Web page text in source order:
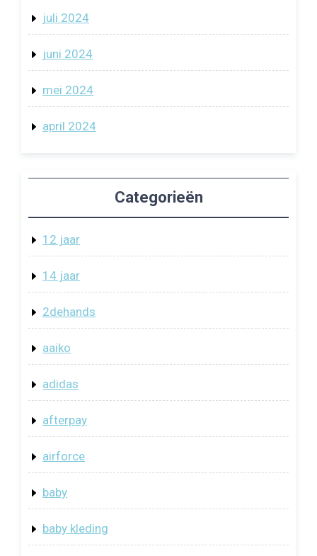
juli 2024
juni 2024
mei 2024
april 2024
Categorieën
12 jaar
14 jaar
2dehands
aaiko
adidas
afterpay
airforce
baby
baby kleding